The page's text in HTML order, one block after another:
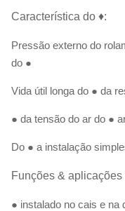
Característica do ♦:
Pressão externo do
do ●
Vida útil longa do ● da
● da tensão do ar do ●
Do ● a instalação
Funções & aplicações
● instalado no cais e na